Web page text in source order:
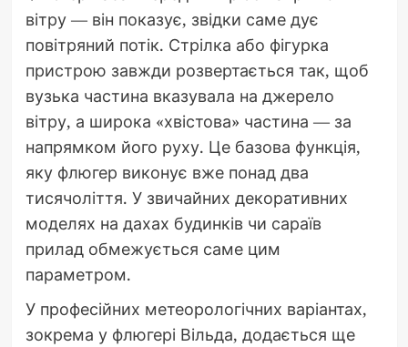
вітру — він показує, звідки саме дує
повітряний потік. Стрілка або фігурка
пристрою завжди розвертається так, щоб
вузька частина вказувала на джерело
вітру, а широка «хвістова» частина — за
напрямком його руху. Це базова функція,
яку флюгер виконує вже понад два
тисячоліття. У звичайних декоративних
моделях на дахах будинків чи сараїв
прилад обмежується саме цим
параметром.
У професійних метеорологічних варіантах,
зокрема у флюгері Вільда, додається ще